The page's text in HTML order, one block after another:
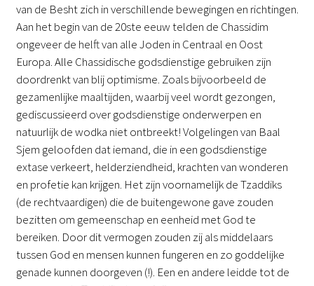
van de Besht zich in verschillende bewegingen en richtingen.
Aan het begin van de 20ste eeuw telden de Chassidim
ongeveer de helft van alle Joden in Centraal en Oost
Europa. Alle Chassidische godsdienstige gebruiken zijn
doordrenkt van blij optimisme. Zoals bijvoorbeeld de
gezamenlijke maaltijden, waarbij veel wordt gezongen,
gediscussieerd over godsdienstige onderwerpen en
natuurlijk de wodka niet ontbreekt! Volgelingen van Baal
Sjem geloofden dat iemand, die in een godsdienstige
extase verkeert, helderziendheid, krachten van wonderen
en profetie kan krijgen. Het zijn voornamelijk de Tzaddiks
(de rechtvaardigen) die de buitengewone gave zouden
bezitten om gemeenschap en eenheid met God te
bereiken. Door dit vermogen zouden zij als middelaars
tussen God en mensen kunnen fungeren en zo goddelijke
genade kunnen doorgeven (!). Een en andere leidde tot de